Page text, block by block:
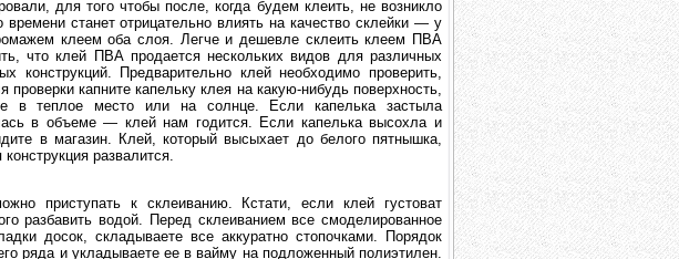
для того чтобы после, когда будем клеить, не возникло
станет отрицательно влиять на качество склейки — у
клеем оба слоя. Легче и дешевле склеить клеем ПВА
что клей ПВА продается нескольких видов для различных
Предварительно клей необходимо проверить,
капните капельку клея на какую-нибудь поверхность,
в теплое место или на солнце. Если капелька застыла
в объеме — клей нам годится. Если капелька высохла и
в магазин. Клей, который высыхает до белого пятнышка,
развалится.
приступать к склеиванию. Кстати, если клей густоват
разбавить водой. Перед склеиванием все смоделированное
досок, складываете все аккуратно стопочками. Порядок
ряда и укладываете ее в вайму на подложенный полиэтилен.